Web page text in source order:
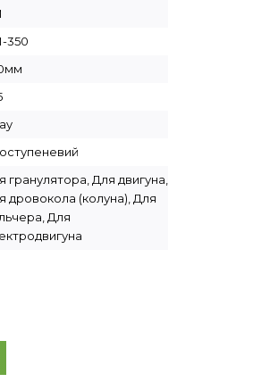
350
гранулятора, Для двигуна,
дровокола (колуна), Для
Для